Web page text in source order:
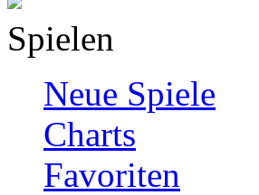
Spielen
Neue Spiele
Charts
Favoriten